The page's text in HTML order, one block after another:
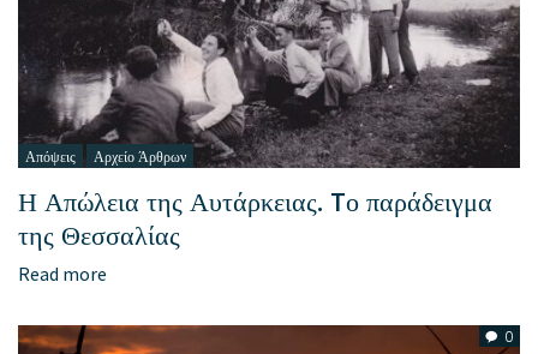
Απόψεις Αρχείο Άρθρων
Η Απώλεια της Αυτάρκειας. Tο παράδειγμα
της Θεσσαλίας
Read more
0